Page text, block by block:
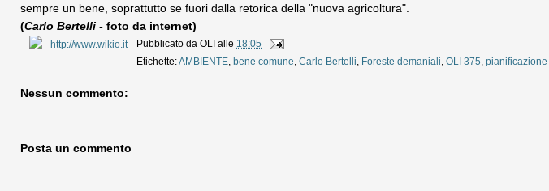
sempre un bene, soprattutto se fuori dalla retorica della "nuova agricoltura".
(Carlo Bertelli - foto da internet)
Pubblicato daOLI alle 18:05
Etichette:AMBIENTE, bene comune,Carlo Bertelli, Foreste demaniali,OLI 375,pianificazione
Nessun commento:
Posta un commento